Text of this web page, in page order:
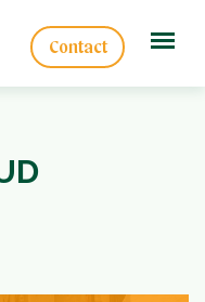
Contact